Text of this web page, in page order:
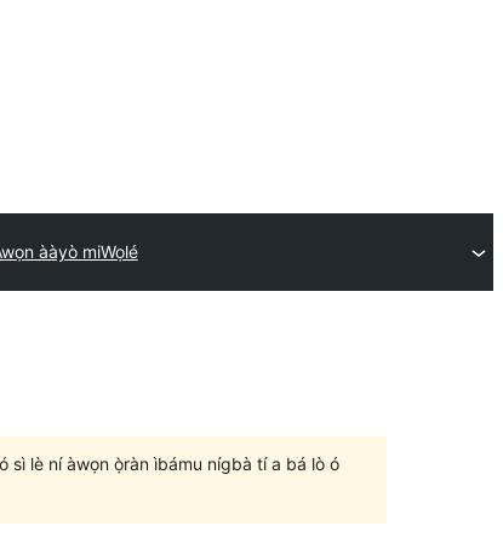
ààyò miWọlé
sì lè ní àwọn ọ̀ràn ìbámu nígbà tí a bá lò ó